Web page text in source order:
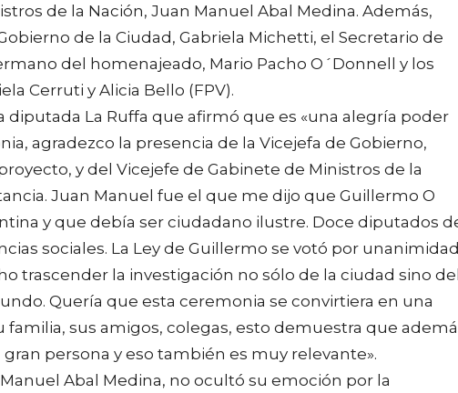
de la Nación, Juan Manuel Abal Medina. Además,
de la Ciudad, Gabriela Michetti, el Secretario de
del homenajeado, Mario Pacho O´Donnell y los
Cerruti y Alicia Bello (FPV).
diputada La Ruffa que afirmó que es «una alegría poder
agradezco la presencia de la Vicejefa de Gobierno,
y del Vicejefe de Gabinete de Ministros de la
Juan Manuel fue el que me dijo que Guillermo O
y que debía ser ciudadano ilustre. Doce diputados
sociales. La Ley de Guillermo se votó por
trascender la investigación no sólo de la ciudad sino del
Quería que esta ceremonia se convirtiera en una
familia, sus amigos, colegas, esto demuestra que
persona y eso también es muy relevante».
Abal Medina, no ocultó su emoción por la